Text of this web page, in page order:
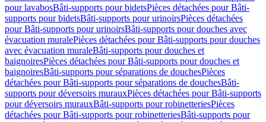
pour lavabosBâti-supports pour bidetsPièces détachées pour Bâti-
supports pour bidetsBâti-supports pour urinoirsPièces détachées
pour Bâti-supports pour urinoirsBâti-supports pour douches avec
évacuation muralePièces détachées pour Bâti-supports pour douches
avec évacuation muraleBâti-supports pour douches et
baignoiresPièces détachées pour Bâti-supports pour douches et
baignoiresBâti-supports pour séparations de douchesPièces
détachées pour Bâti-supports pour séparations de douchesBâti-
supports pour déversoirs murauxPièces détachées pour Bâti-supports
pour déversoirs murauxBâti-supports pour robinetteriesPièces
détachées pour Bâti-supports pour robinetteriesBâti-supports pour